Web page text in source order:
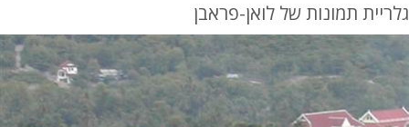
גלריית תמונות של לואן-פראבן